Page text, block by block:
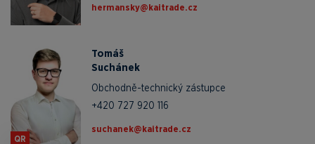
zc.edartiak@yksnamreh
QR
Tomáš
Suchánek
Obchodně-technický zástupce
+420 727 920 116
zc.edartiak@kenahcus